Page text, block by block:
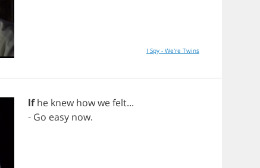
I Spy - We're Twins
lf he knew howwefelt...
- Go easy now.